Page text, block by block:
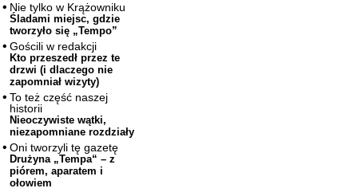
Nie tylko w Krążowniku
Śladami miejsc, gdzie
tworzyło się „Tempo”
Gościli w redakcji
Kto przeszedł przez te
drzwi (i dlaczego nie
zapomniał wizyty)
To też część naszej
historii
Nieoczywiste wątki,
niezapomniane rozdziały
Oni tworzyli tę gazetę
Drużyna „Tempa“ – z
piórem, aparatem i
ołowiem